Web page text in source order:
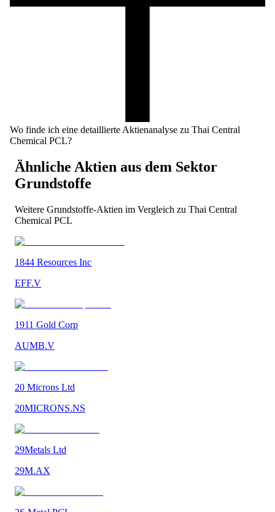
Wo finde ich eine detaillierte Aktienanalyse zu Thai Central
Chemical PCL?
Ähnliche Aktien aus dem Sektor
Grundstoffe
Weitere Grundstoffe-Aktien im Vergleich zu Thai Central
Chemical PCL
1844 Resources Inc
EFF.V
1911 Gold Corp
AUMB.V
20 Microns Ltd
20MICRONS.NS
29Metals Ltd
29M.AX